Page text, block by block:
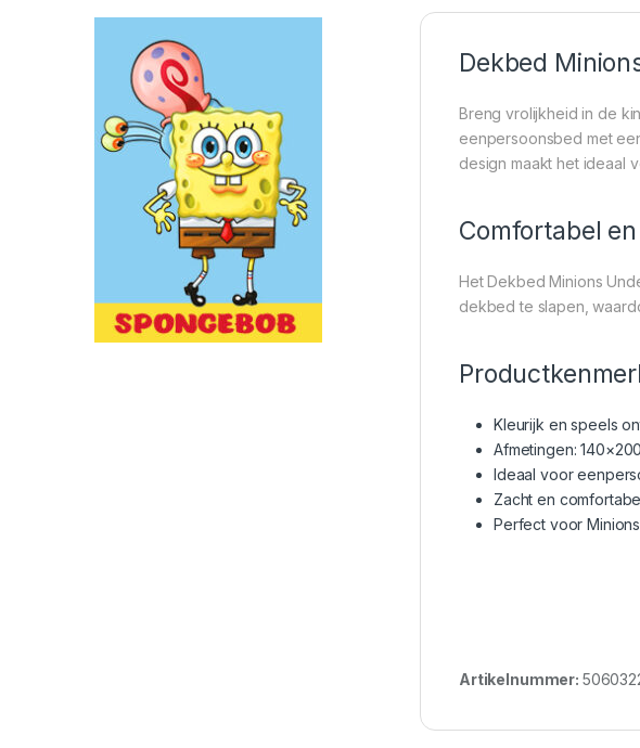
Dekbed
Breng vrolijkheid in de
eenpersoonsbed met
design maakt het ideaal
Comfortabel
Het Dekbed Minions
dekbed te slapen,
Kleurijk en speels
Afmetingen:
Ideaal voor
Zacht en
Perfect voor
Artikelnummer: